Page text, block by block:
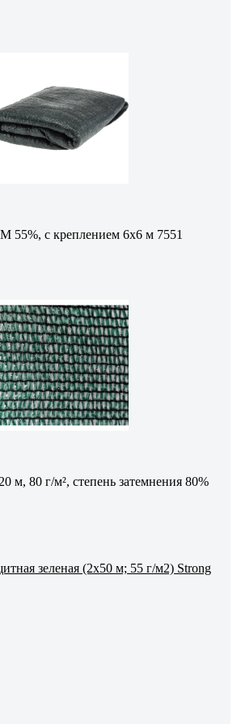
55%, с креплением 6x6 м 7551
м, 80 г/м², степень затемнения 80%